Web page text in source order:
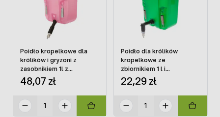
Poidło kropelkowe dla
królików i gryzoni z
zasobnikiem 1l z
dozownikiem 45 stopni
48,07 zł
Poidło dla królików
kropelkowe ze
zbiornikiem 1 l i
dozownikiem 90 stopni
22,29 zł